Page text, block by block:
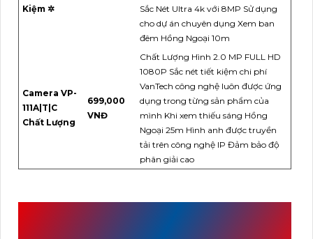
Kiệm ✲
Sắc Nét Ultra 4k với 8MP Sử dụng
cho dự án chuyên dụng Xem ban
đêm Hồng Ngoại 10m
Camera VP-
111A|T|C
Chất Lượng
699,000
VNĐ
Chất Lượng Hình 2.0 MP FULL HD
1080P Sắc nét tiết kiệm chi phí
VanTech công nghệ luôn được ứng
dụng trong từng sản phẩm của
mình Khi xem thiếu sáng Hồng
Ngoại 25m Hình anh được truyền
tải trên công nghệ IP Đảm bảo độ
phân giải cao